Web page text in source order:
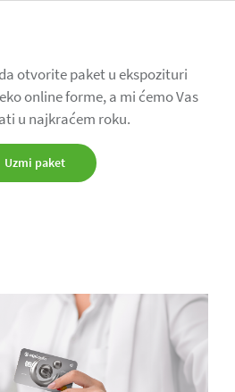
otvorite paket u ekspozituri
online forme, a mi ćemo Vas
u najkraćem roku.
Uzmi paket